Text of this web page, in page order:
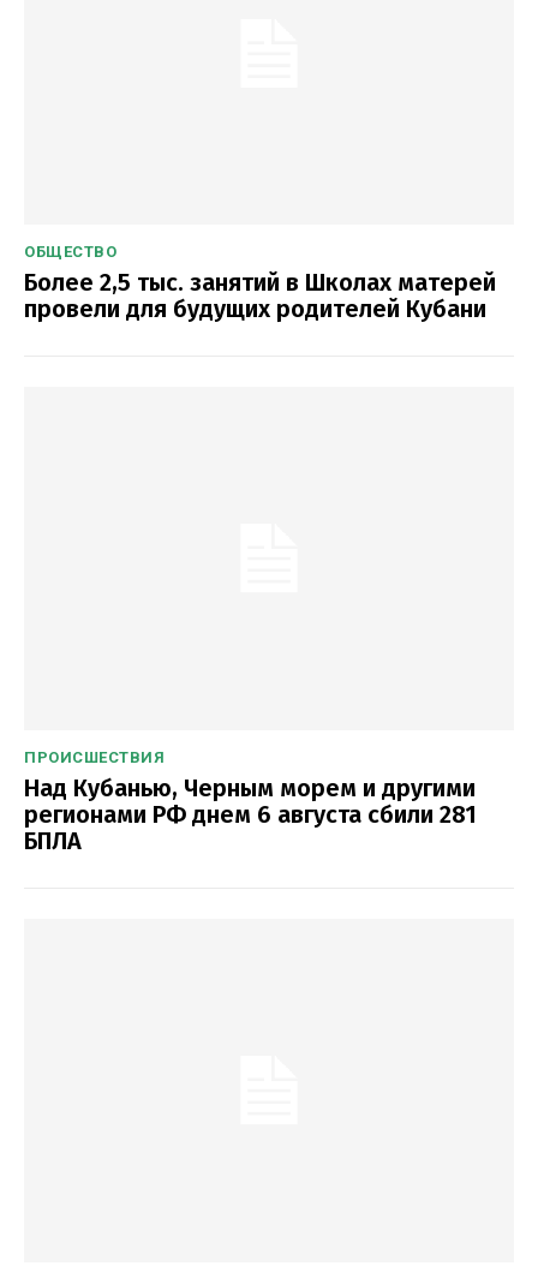
ОБЩЕСТВО
Более 2,5 тыс. занятий в Школах матерей
провели для будущих родителей Кубани
ПРОИСШЕСТВИЯ
Над Кубанью, Черным морем и другими
регионами РФ днем 6 августа сбили 281
БПЛА